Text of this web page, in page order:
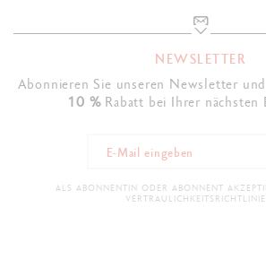
NEWSLETTER
Abonnieren Sie unseren Newsletter
10 %Rabatt bei Ihrer nächsten
ALS ABONNENTIN ODER ABONNENT